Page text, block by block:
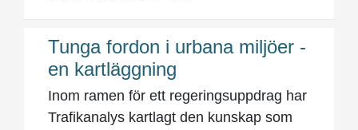
Tunga fordon i urbana miljöer -
en kartläggning
Inom ramen för ett regeringsuppdrag har
Trafikanalys kartlagt den kunskap som